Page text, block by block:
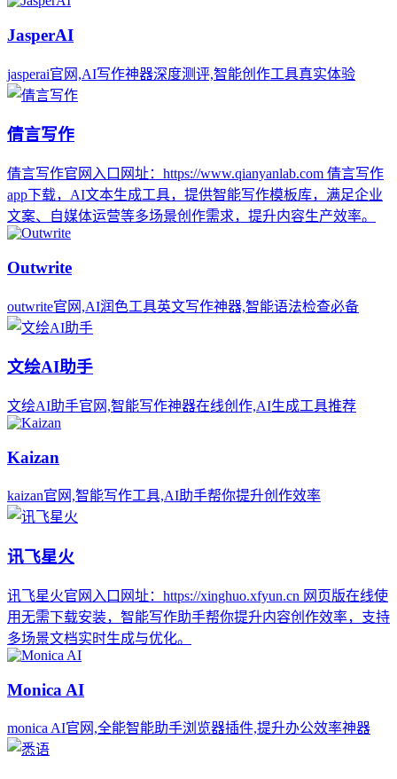
JasperAI
jasperai官网,AI写作神器深度测评,智能创作工具真实体验
倩言写作
倩言写作官网入口网址：https://www.qianyanlab.com 倩言写作
app下载，AI文本生成工具，提供智能写作模板库，满足企业
文案、自媒体运营等多场景创作需求，提升内容生产效率。
Outwrite
outwrite官网,AI润色工具英文写作神器,智能语法检查必备
文绘AI助手
文绘AI助手官网,智能写作神器在线创作,AI生成工具推荐
Kaizan
kaizan官网,智能写作工具,AI助手帮你提升创作效率
讯飞星火
讯飞星火官网入口网址：https://xinghuo.xfyun.cn 网页版在线使
用无需下载安装，智能写作助手帮你提升内容创作效率，支持
多场景文档实时生成与优化。
Monica AI
monica AI官网,全能智能助手浏览器插件,提升办公效率神器